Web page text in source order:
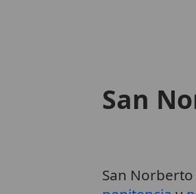
San
San Norberto